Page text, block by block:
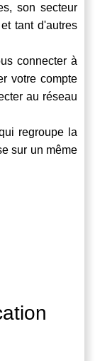
son secteur
tant d'autres
connecter à
votre compte
au réseau
regroupe la
sur un même